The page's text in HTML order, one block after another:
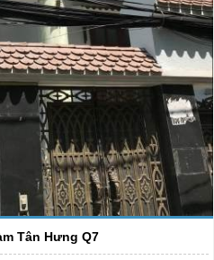
Tân Hưng Q7